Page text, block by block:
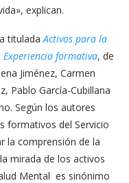
explican.
tituladaActivos para la
formativa, de
Jiménez, Carmen
Pablo García-Cubillana
Según los autores
formativos del Servicio
la comprensión de la
mirada de los activos
Mental es sinónimo